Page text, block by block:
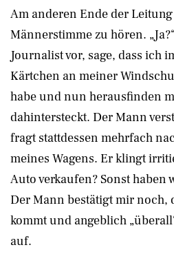
Am anderen Ende der
Männerstimme zu hören.
Journalist vor, sage, dass ich
Kärtchen an meiner
habe und nun herausfinden
dahintersteckt. Der Mann
fragt stattdessen mehrfach
meines Wagens. Er klingt
Auto verkaufen? Sonst haben
Der Mann bestätigt mir noch,
kommt und angeblich
auf.